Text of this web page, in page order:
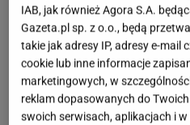
IAB, jak również Agora S.A.
Gazeta.pl sp. z o.o., będą
takie jak adresy IP, adresy e-mail
cookie lub inne informacje
marketingowych, w
reklam dopasowanych do
swoich serwisach, aplikacjach i